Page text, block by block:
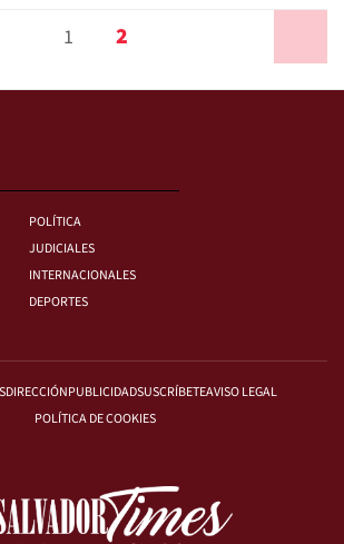
1 2
POLÍTICA
JUDICIALES
INTERNACIONALES
DEPORTES
DIRECCIÓNPUBLICIDADSUSCRÍBETEAVISO LEGAL
POLÍTICA DE COOKIES